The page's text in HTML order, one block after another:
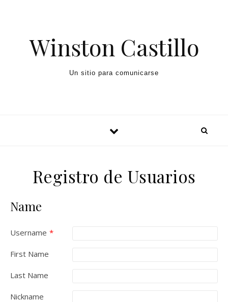
Winston Castillo
Un sitio para comunicarse
Registro de Usuarios
Name
Username *
First Name
Last Name
Nickname